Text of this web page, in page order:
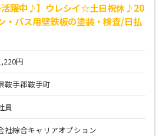
活躍中♪】ウレシイ☆土日祝休♪20
・バス用壁鉄板の塗装・検査/日払
円
鞍手郡鞍手町
員
社綜合キャリアオプション